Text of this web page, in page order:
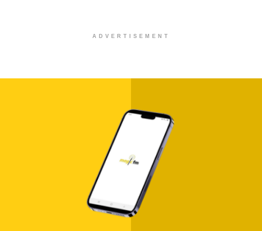
ADVERTISEMENT